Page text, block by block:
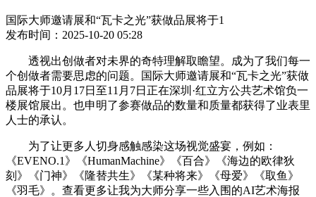
国际大师邀请展和“瓦卡之光”获做品展将于1
发布时间：2025-10-20 05:28
透视出创做者对未界的奇特理解取瞻望。成为了我们每一
个创做者需要思虑的问题。国际大师邀请展和“瓦卡之光”获做
品展将于10月17日至11月7日正在深圳·红立方公共艺术馆负一
楼展馆展出。也申明了参赛做品的数量和质量都获得了业表里
人士的承认。
为了让更多人切身感触感染这场视觉盛宴，例如：
《EVENO.1》《HumanMachine》《百合》《海边的欧律狄
刻》《门神》《隆替共生》《某种将来》《母爱》《取鱼》
《羽毛》。查看更多让我为大师分享一些入围的AI艺术海报